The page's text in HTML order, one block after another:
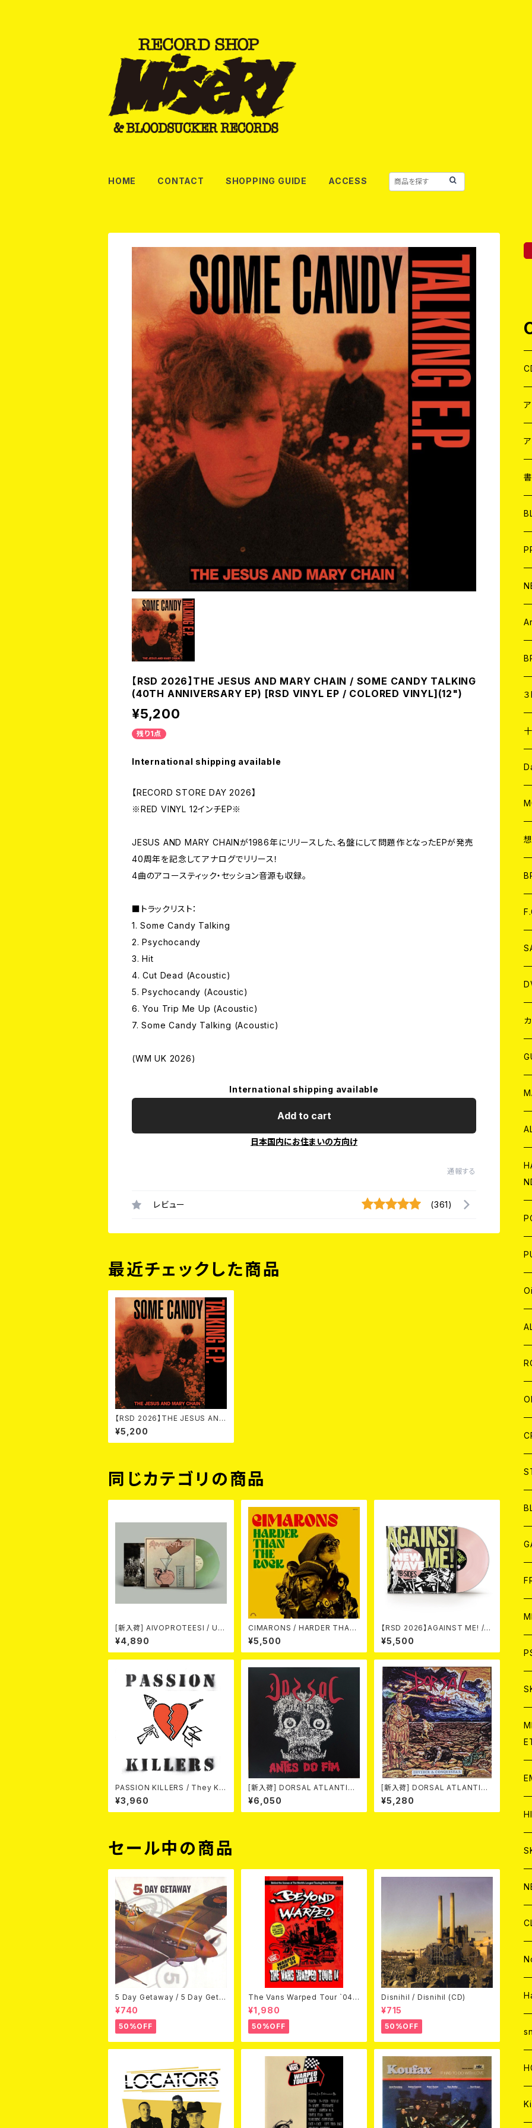
HOME CONTACT SHOPPING GUIDE ACCESS
【RSD 2026】THE JESUS AND MARY CHAIN / SOME CANDY TALKING
(40TH ANNIVERSARY EP) [RSD VINYL EP / COLORED VINYL](12")
¥5,200
残り1点
International shipping available
【RECORD STORE DAY 2026】
※RED VINYL 12インチEP※
JESUS AND MARY CHAINが1986年にリリースした、名盤にして問題作となったEPが発売
40周年を記念してアナログでリリース！
4曲のアコースティック・セッション音源も収録。
■トラックリスト：
1. Some Candy Talking
2. Psychocandy
3. Hit
4. Cut Dead (Acoustic)
5. Psychocandy (Acoustic)
6. You Trip Me Up (Acoustic)
7. Some Candy Talking (Acoustic)
(WM UK 2026)
International shipping available
Add to cart
日本国内にお住まいの方向け
通報する
レビュー (361)
最近チェックした商品
【RSD 2026】THE JESUS AND
MARY CHAIN / SOME CANDY
TALKING (40TH ANNIVERSA
RY EP) [RSD VINYL EP / COL
¥5,200
同じカテゴリの商品
[新入荷] AIVOPROTEESI / UM
PIKUJA (LP / LTD.100 DIE-HA
RD COKE BOTTLE GREEN VI
NYL) (ITA / F.O.A.D.)
¥4,890
CIMARONS / HARDER THAN
¥5,500
【RSD 2026】AGAINST ME! / N
EW WAVE B-SIDES [RSD VIN
YL EP][Coloured Vinyl](12")
¥5,500
PASSION KILLERS / They Kill
Our Passion With Their Hate
And Wars LP
¥3,960
[新入荷] DORSAL ATLANTICA
/ ANTES DO FIM -40th anniv
ersary edition- (LP/LTD.100
DIE-HARD MARBLE VINYL)
¥6,050
[新入荷] DORSAL ATLANTICA
/ DIVIDIR & CONQUISTAR (L
P/LTD.200 BLACK VINYL)
¥5,280
セール中の商品
5 Day Getaway / 5 Day Geta
way (CDEP)
¥740
50%OFF
The Vans Warped Tour `04
Beyond Warped (国内盤DVD)
¥1,980
50%OFF
Disnihil / Disnihil (CD)
¥715
50%OFF
７
LP
CD
CD
CD
CD